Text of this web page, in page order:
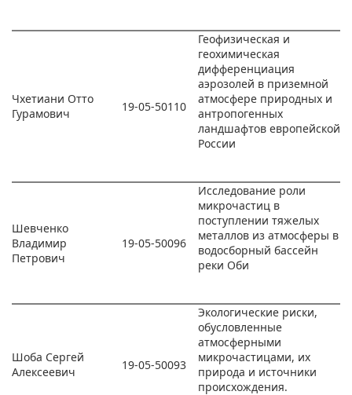
Чхетиани Отто
Гурамович
19-05-50110
Геофизическая и
геохимическая
дифференциация
аэрозолей в приземной
атмосфере природных и
антропогенных
ландшафтов европейской
России
Шевченко
Владимир
Петрович
19-05-50096
Исследование роли
микрочастиц в
поступлении тяжелых
металлов из атмосферы в
водосборный бассейн
реки Оби
Шоба Сергей
Алексеевич
19-05-50093
Экологические риски,
обусловленные
атмосферными
микрочастицами, их
природа и источники
происхождения.